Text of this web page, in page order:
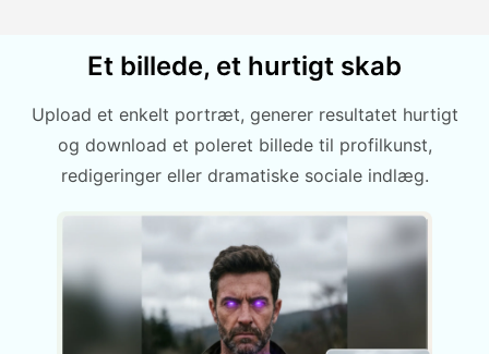
Et billede, et hurtigt skab
Upload et enkelt portræt, generer resultatet hurtigt
og download et poleret billede til profilkunst,
redigeringer eller dramatiske sociale indlæg.